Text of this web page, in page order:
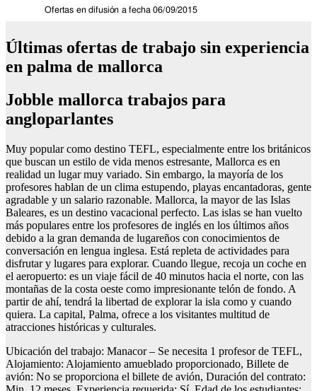
Últimas ofertas de trabajo sin experiencia
en palma de mallorca
Jobble mallorca trabajos para
angloparlantes
Muy popular como destino TEFL, especialmente entre los británicos
que buscan un estilo de vida menos estresante, Mallorca es en
realidad un lugar muy variado. Sin embargo, la mayoría de los
profesores hablan de un clima estupendo, playas encantadoras, gente
agradable y un salario razonable. Mallorca, la mayor de las Islas
Baleares, es un destino vacacional perfecto. Las islas se han vuelto
más populares entre los profesores de inglés en los últimos años
debido a la gran demanda de lugareños con conocimientos de
conversación en lengua inglesa. Está repleta de actividades para
disfrutar y lugares para explorar. Cuando llegue, recoja un coche en
el aeropuerto: es un viaje fácil de 40 minutos hacia el norte, con las
montañas de la costa oeste como impresionante telón de fondo. A
partir de ahí, tendrá la libertad de explorar la isla como y cuando
quiera. La capital, Palma, ofrece a los visitantes multitud de
atracciones históricas y culturales.
Ubicación del trabajo: Manacor – Se necesita 1 profesor de TEFL,
Alojamiento: Alojamiento amueblado proporcionado, Billete de
avión: No se proporciona el billete de avión, Duración del contrato: